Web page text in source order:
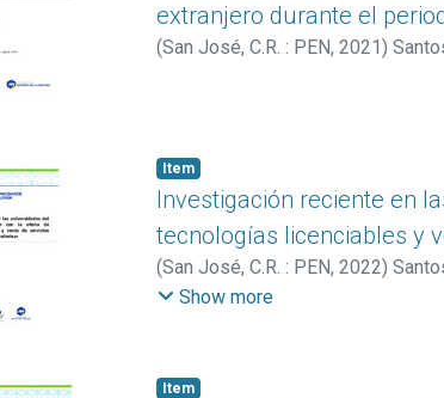
extranjero durante el
(San José, C.R. : PEN, 2021)
Item
Investigación reciente en
tecnologías licenciables y
(San José, C.R. : PEN, 2022)
Amram
Show more
Item